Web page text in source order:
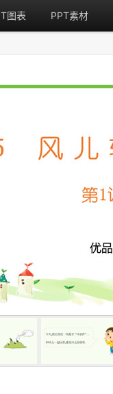
图表 PPT素材